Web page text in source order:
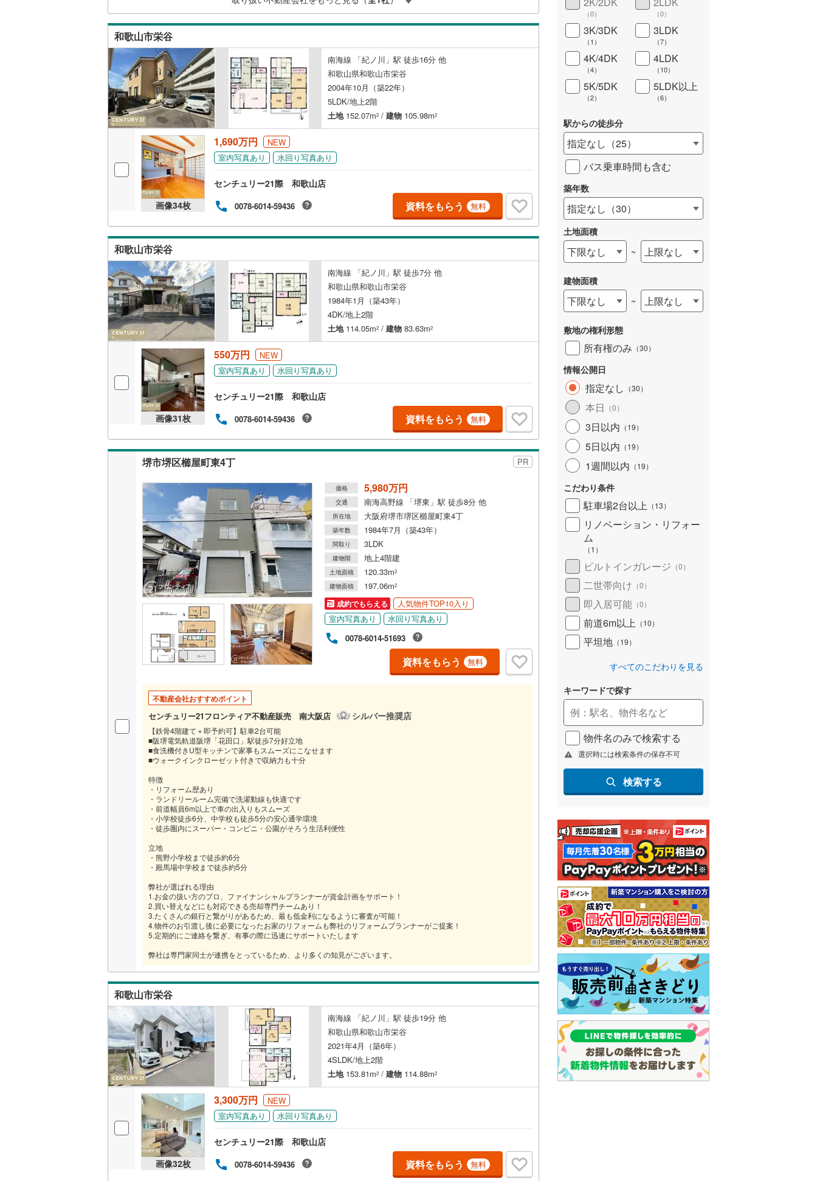
和歌山市栄谷
南海線 「紀ノ川」駅 徒歩16分 他
和歌山県和歌山市栄谷
2004年10月（築22年）
5LDK/地上2階
土地152.07m2 / 建物 105.98m2
画像34枚
1,690万円
NEW
室内写真あり
水回り写真あり
センチュリー21際 和歌山店
0078-6014-59436 資料をもらう 無料
和歌山市栄谷
南海線 「紀ノ川」駅 徒歩7分 他
和歌山県和歌山市栄谷
1984年1月（築43年）
4DK/地上2階
土地114.05m2 / 建物 83.63m2
画像31枚
550万円
NEW
室内写真あり
水回り写真あり
センチュリー21際 和歌山店
0078-6014-59436 資料をもらう 無料
堺市堺区櫛屋町東4丁 PR
価格 5,980万円
交通 南海高野線 「堺東」駅 徒歩8分 他
所在地 大阪府堺市堺区櫛屋町東4丁
築年数 1984年7月（築43年）
間取り 3LDK
建物階 地上4階建
土地面積 120.33m2
建物面積 197.06m2
成約でもらえる
人気物件TOP10入り
室内写真あり
水回り写真あり
0078-6014-51693
資料をもらう 無料
不動産会社おすすめポイント
センチュリー21フロンティア不動産販売 南大阪店 シルバー推奨店
【鉄骨4階建て＋即予約可】駐車2台可能
■阪堺電気軌道阪堺「花田口」駅徒歩7分好立地
■食洗機付きU型キッチンで家事もスムーズにこなせます
■ウォークインクローゼット付きで収納力も十分
特徴
・リフォーム歴あり
・ランドリールーム完備で洗濯動線も快適です
・前道幅員6m以上で車の出入りもスムーズ
・小学校徒歩6分、中学校も徒歩5分の安心通学環境
・徒歩圏内にスーパー・コンビニ・公園がそろう生活利便性
立地
・熊野小学校まで徒歩約6分
・殿馬場中学校まで徒歩約5分
弊社が選ばれる理由
1.お金の扱い方のプロ、ファイナンシャルプランナーが資金計画をサポート！
2.買い替えなどにも対応できる売却専門チームあり！
3.たくさんの銀行と繋がりがあるため、最も低金利になるように審査が可能！
4.物件のお引渡し後に必要になったお家のリフォームも弊社のリフォームプランナーがご提案！
5.定期的にご連絡を繋ぎ、有事の際に迅速にサポートいたします
弊社は専門家同士が連携をとっているため、より多くの知見がございます。
和歌山市栄谷
南海線 「紀ノ川」駅 徒歩19分 他
和歌山県和歌山市栄谷
2021年4月（築6年）
4SLDK/地上2階
土地153.81m2 / 建物 114.88m2
画像32枚
3,300万円
NEW
室内写真あり
水回り写真あり
センチュリー21際 和歌山店
0078-6014-59436 資料をもらう 無料
（0） （0）
3K/3DK
（1 ）
3LDK
（7）
4K/4DK
（4）
4LDK
（10）
5K/5DK
（2）
5LDK以上
（6）
駅からの徒歩分
指定なし （25）
バス乗車時間も含む
築年数
指定なし （30）
土地面積
下限なし ~ 上限なし
建物面積
下限なし ~ 上限なし
敷地の権利形態
所有権のみ （30）
情報公開日
指定なし （30）
本日 （0）
3日以内 （19）
5日以内 （19）
1週間以内 （19）
こだわり条件
駐車場2台以上 （13）
リノベーション・リフォー
ム
（1 ）
ビルトインガレージ （0）
二世帯向け （0）
即入居可能 （0）
前道6m以上 （10）
平坦地 （19）
すべてのこだわりを見る
キーワードで探す
物件名のみで検索する
選択時には検索条件の保存不可
検索する